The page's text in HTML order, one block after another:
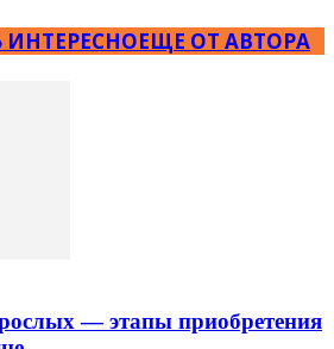
ЕЩЕ ОТ АВТОРА
— этапы приобретения